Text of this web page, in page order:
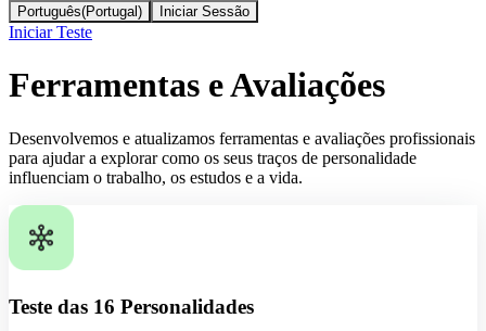
Português(Portugal) Iniciar Sessão
Iniciar Teste
Ferramentas e Avaliações
Desenvolvemos e atualizamos ferramentas e avaliações profissionais
para ajudar a explorar como os seus traços de personalidade
influenciam o trabalho, os estudos e a vida.
Teste das 16 Personalidades